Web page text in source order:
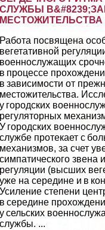
СЛУЖБЫ
МЕСТОЖИТЕЛЬСТВА
Работа посвящена
вегетативной
военнослужащих
в процессе
в зависимости от
местожительства.
у городских
регуляторных
У городских
службе протекает с
механизмов, за счет
симпатического звена
регуляции (высших
уже на середине и в
Усиление степени
в середине
у сельских
службы. ...